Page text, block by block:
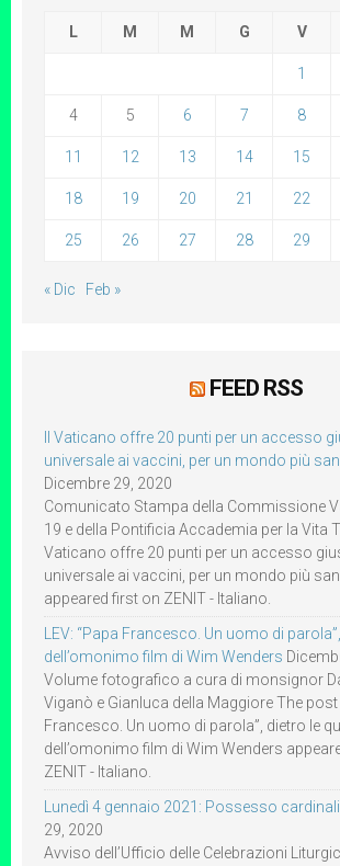
L M M G V
1
4 5 6 7 8
11 12 13 14 15
18 19 20 21 22
25 26 27 28 29
« Dic Feb »
FEED RSS
Il Vaticano offre 20 punti per un accesso
universale ai vaccini, per un mondo più
Dicembre 29, 2020
Comunicato Stampa della Commissione
19 e della Pontificia Accademia per la Vita
Vaticano offre 20 punti per un accesso
universale ai vaccini, per un mondo più
appeared first on ZENIT - Italiano.
LEV: “Papa Francesco. Un uomo di
dell’omonimo film di Wim Wenders
Volume fotografico a cura di monsignor
Viganò e Gianluca della Maggiore The post
Francesco. Un uomo di parola”, dietro le
dell’omonimo film di Wim Wenders
ZENIT - Italiano.
Lunedì 4 gennaio 2021: Possesso
29, 2020
Avviso dell’Ufficio delle Celebrazioni